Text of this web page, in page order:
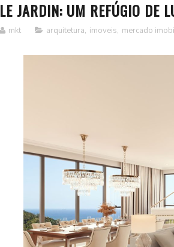
LE JARDIN: UM REFÚGIO DE
mkt arquitetura, imoveis, mercado